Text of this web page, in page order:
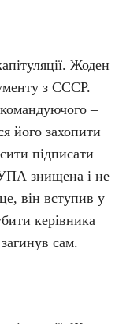
Жоден
з СССР.
–
його захопити
підписати
УПА знищена і не
він вступив у
керівника
сам.